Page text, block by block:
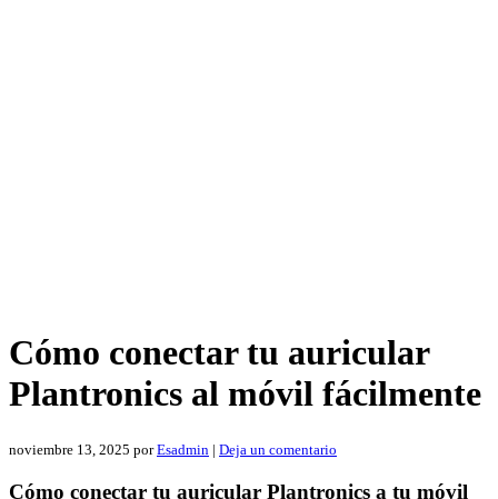
Cómo conectar tu auricular
Plantronics al móvil fácilmente
noviembre 13, 2025 porEsadmin | Deja un comentario
Cómo conectar tu auricular Plantronics a tu móvil